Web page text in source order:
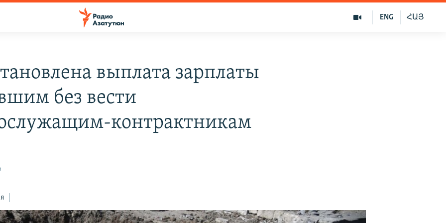
ՀԱՅ
ENG
выплата зарплаты
без вести
контрактникам